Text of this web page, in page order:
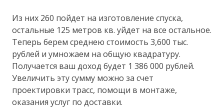
Из них 260 пойдет на изготовление спуска,
остальные 125 метров кв. уйдет на все остальное.
Теперь берем среднею стоимость 3,600 тыс.
рублей и умножаем на общую квадратуру.
Получается ваш доход будет 1 386 000 рублей.
Увеличить эту сумму можно за счет
проектировки трасс, помощи в монтаже,
оказания услуг по доставки.